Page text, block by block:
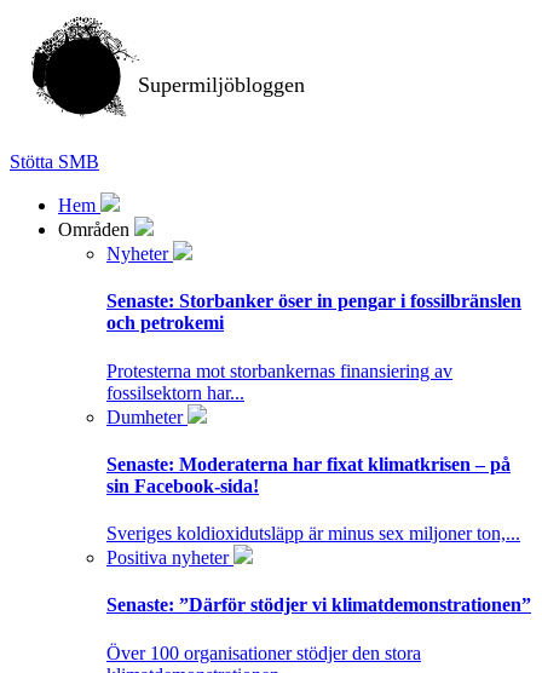
Supermiljöbloggen
Stötta SMB
Hem
Områden
Nyheter
Senaste: Storbanker öser in pengar i fossilbränslen
och petrokemi
Protesterna mot storbankernas finansiering av
fossilsektorn har...
Dumheter
Senaste: Moderaterna har fixat klimatkrisen – på
sin Facebook-sida!
Sveriges koldioxidutsläpp är minus sex miljoner ton,...
Positiva nyheter
Senaste: ”Därför stödjer vi klimatdemonstrationen”
Över 100 organisationer stödjer den stora